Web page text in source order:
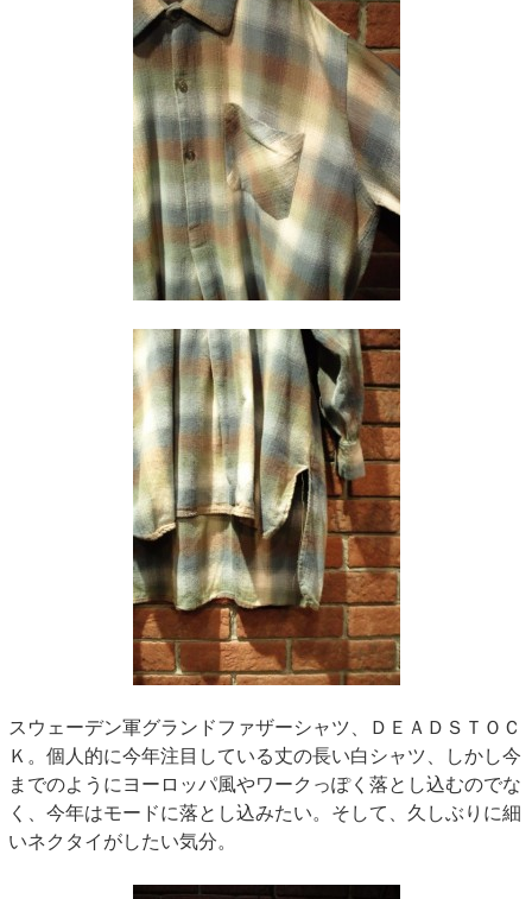
スウェーデン軍グランドファザーシャツ、ＤＥＡＤＳＴＯＣ
Ｋ。個人的に今年注目している丈の長い白シャツ、しかし今
までのようにヨーロッパ風やワークっぽく落とし込むのでな
く、今年はモードに落とし込みたい。そして、久しぶりに細
いネクタイがしたい気分。